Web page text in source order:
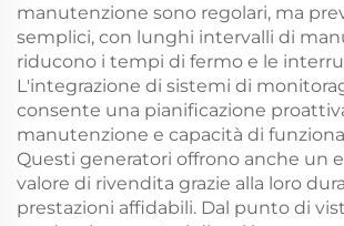
manutenzione sono regolari, ma
semplici, con lunghi intervalli di
riducono i tempi di fermo e le
L'integrazione di sistemi di
consente una pianificazione
manutenzione e capacità di
Questi generatori offrono anche un
valore di rivendita grazie alla loro
prestazioni affidabili. Dal punto di